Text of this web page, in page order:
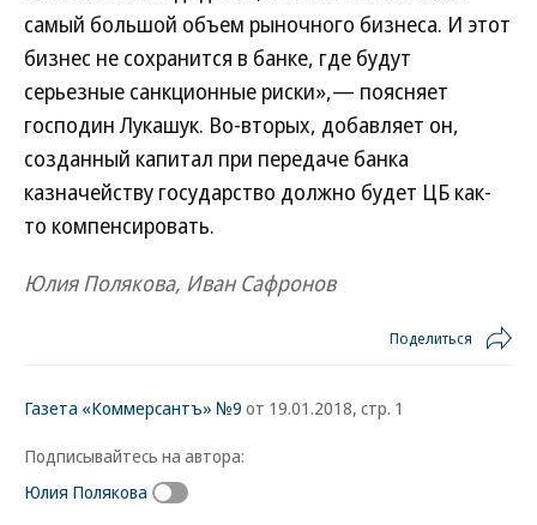
самый большой объем рыночного бизнеса. И этот
бизнес не сохранится в банке, где будут
серьезные санкционные риски»,— поясняет
господин Лукашук. Во-вторых, добавляет он,
созданный капитал при передаче банка
казначейству государство должно будет ЦБ как-
то компенсировать.
Юлия Полякова, Иван Сафронов
Поделиться
Газета «Коммерсантъ» №9 от 19.01.2018, стр. 1
Подписывайтесь на автора:
Юлия Полякова